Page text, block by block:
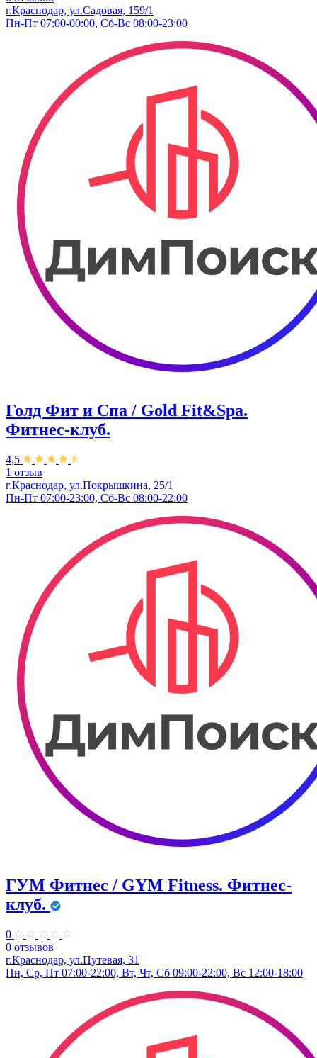
г.Краснодар, ул.Садовая, 159/1
Пн-Пт 07:00-00:00, Сб-Вс 08:00-23:00
Голд Фит и Спа / Gold Fit&Spa.
Фитнес-клуб.
4,5
1 отзыв
г.Краснодар, ул.Покрышкина, 25/1
Пн-Пт 07:00-23:00, Сб-Вс 08:00-22:00
ГУМ Фитнес / GYM Fitness. Фитнес-
клуб.
0
0 отзывов
г.Краснодар, ул.Путевая, 31
Пн, Ср, Пт 07:00-22:00, Вт, Чт, Сб 09:00-22:00, Вс 12:00-18:00